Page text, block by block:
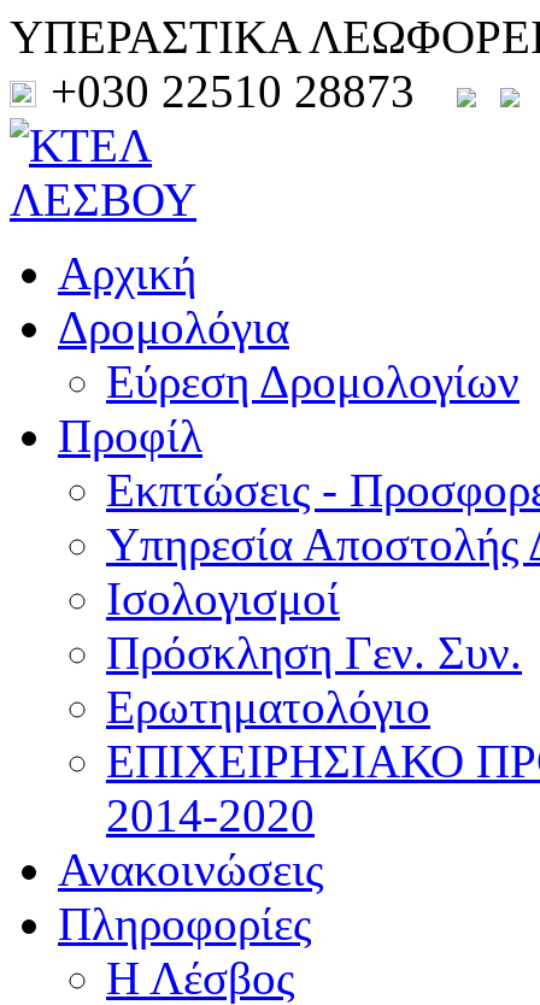
ΥΠΕΡΑΣΤΙΚΑ
+030 22510 28873
Αρχική
Δρομολόγια
Εύρεση Δρομολογίων
Προφίλ
Εκπτώσεις -
Υπηρεσία Αποστολής
Ισολογισμοί
Πρόσκληση Γεν. Συν.
Ερωτηματολόγιο
ΕΠΙΧΕΙΡΗΣΙΑΚΟ
2014-2020
Ανακοινώσεις
Πληροφορίες
Η Λέσβος